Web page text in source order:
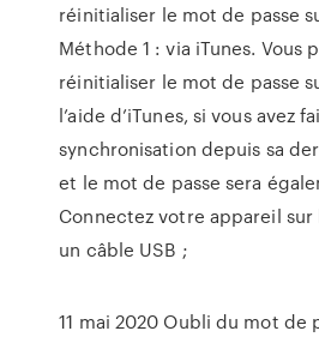
réinitialiser le mot de passe
Méthode 1 : via iTunes. Vous
réinitialiser le mot de passe
l’aide d’iTunes, si vous avez
synchronisation depuis sa
et le mot de passe sera
Connectez votre appareil sur
un câble USB ;
11 mai 2020 Oubli du mot de